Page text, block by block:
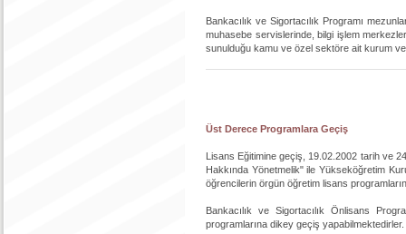
Bankacılık ve Sigortacılık Programı
muhasebe servislerinde, bilgi işlem
sunulduğu kamu ve özel sektöre ait kurum
Üst Derece Programlara Geçiş
Lisans Eğitimine geçiş, 19.02.2002 tarih ve
Hakkında Yönetmelik" ile Yükseköğretim
öğrencilerin örgün öğretim lisans
Bankacılık ve Sigortacılık Önlisans
programlarına dikey geçiş yapabilmektedirler.